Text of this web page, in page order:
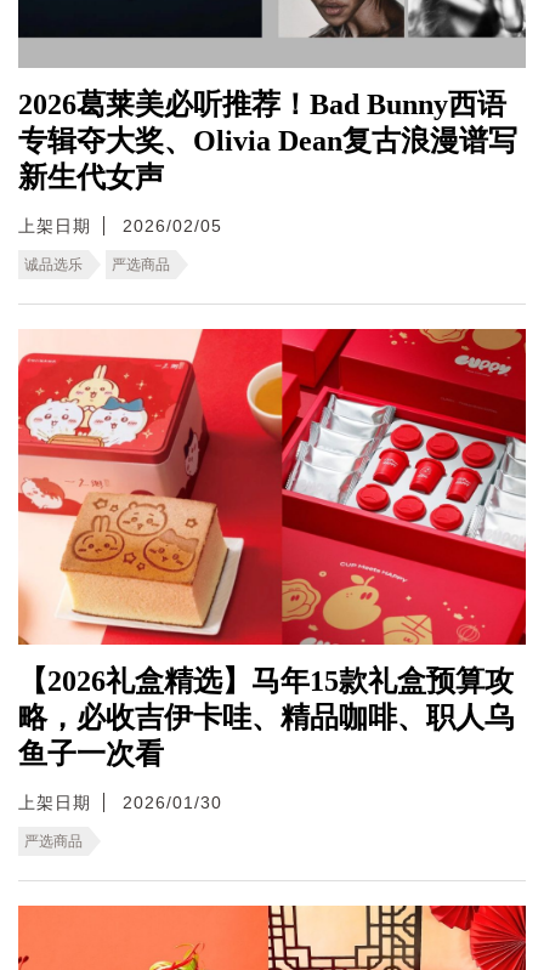
2026葛莱美必听推荐！Bad Bunny西语
专辑夺大奖、Olivia Dean复古浪漫谱写
新生代女声
上架日期 2026/02/05
诚品选乐 严选商品
【2026礼盒精选】马年15款礼盒预算攻
略，必收吉伊卡哇、精品咖啡、职人乌
鱼子一次看
上架日期 2026/01/30
严选商品